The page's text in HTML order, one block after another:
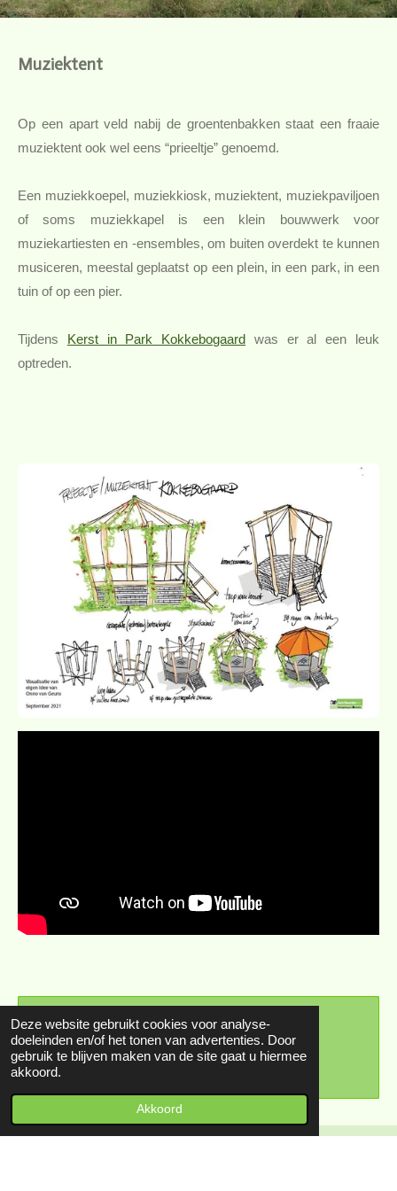
Deze website gebruikt cookies voor analyse-
doeleinden en/of het tonen van advertenties. Door
gebruik te blijven maken van de site gaat u hiermee
akkoord.
Akkoord
Muziektent
Op een apart veld nabij de groentenbakken staat een fraaie
muziektent ook wel eens “prieeltje” genoemd.
Een muziekkoepel, muziekkiosk, muziektent, muziekpaviljoen
of soms muziekkapel is een klein bouwwerk voor
muziekartiesten en -ensembles, om buiten overdekt te kunnen
musiceren, meestal geplaatst op een plein, in een park, in een
tuin of op een pier.
Tijdens Kerst in Park Kokkebogaard was er al een leuk
optreden.
Maak jouw eigen website met
JouwWeb